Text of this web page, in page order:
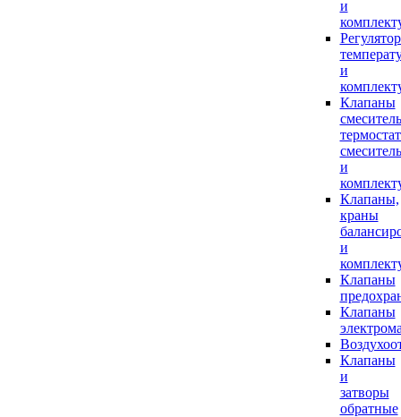
и
и
Клапаны
и
Клапаны,
краны
и
Клапаны
Клапаны
Клапаны
и
затворы
обратные